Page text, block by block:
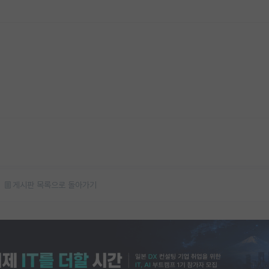
게시판 목록으로 돌아가기